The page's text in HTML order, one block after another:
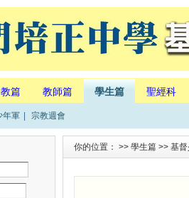
篇 教師篇 學生篇 聖經科
年軍 宗教週會
你的位置： >> 學生篇 >> 基